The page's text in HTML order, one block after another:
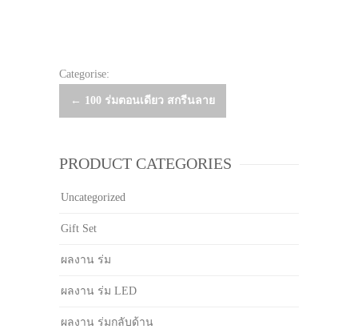
Categorise:
Post
← 100 ร่มตอนเดียว สกรีนลาย
PRODUCT CATEGORIES
Uncategorized
Gift Set
ผลงาน ร่ม
ผลงาน ร่ม LED
ผลงาน ร่มกลับด้าน